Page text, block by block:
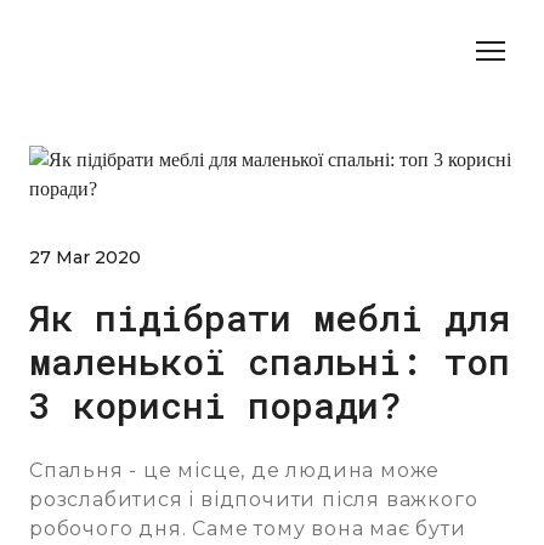
27 Mar 2020
Як підібрати меблі для
маленької спальні: топ
3 корисні поради?
Спальня - це місце, де людина може
розслабитися і відпочити після важкого
робочого дня. Саме тому вона має бути